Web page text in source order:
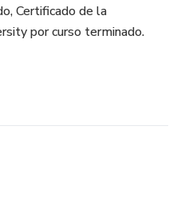
Certificado de la
por curso terminado.